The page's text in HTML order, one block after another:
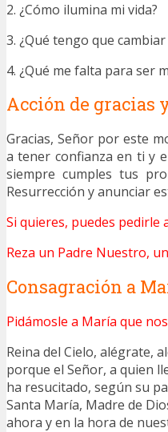
2. ¿Cómo ilumina mi vida?
3. ¿Qué tengo que
4. ¿Qué me falta para ser
Acción de gracias
Gracias, Señor por este
a tener confianza en ti y
siempre cumples tus
Resurrección y anunciar
Si quieres, puedes pedirle
Reza un Padre Nuestro,
Consagración a
Pidámosle a María que
Reina del Cielo, alégrate,
porque el Señor, a quien
ha resucitado, según su
Santa María, Madre de
ahora y en la hora de